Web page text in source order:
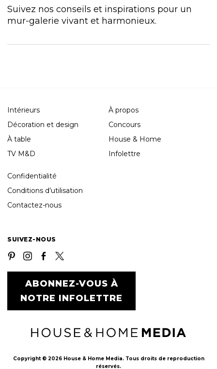
Suivez nos conseils et inspirations pour un
mur-galerie vivant et harmonieux.
Intérieurs
Décoration et design
À table
TV M&D
À propos
Concours
House & Home
Infolettre
Confidentialité
Conditions d’utilisation
Contactez-nous
SUIVEZ-NOUS
ABONNEZ-VOUS À
NOTRE INFOLETTRE
Copyright © 2026 House & Home Media. Tous droits de reproduction
réservés.